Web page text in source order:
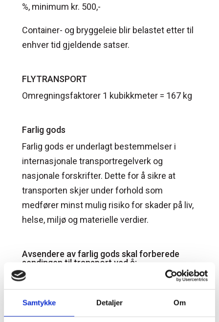
Samtykke Detaljer Om
%, minimum kr. 500,-
Container- og bryggeleie blir belastet etter til
enhver tid gjeldende satser.
FLYTRANSPORT
Omregningsfaktorer 1 kubikkmeter = 167 kg
Farlig gods
Farlig gods er underlagt bestemmelser i
internasjonale transportregelverk og
nasjonale forskrifter. Dette for å sikre at
transporten skjer under forhold som
medfører minst mulig risiko for skader på liv,
helse, miljø og materielle verdier.
Avsendere av farlig gods skal forberede
sendingen til transport ved å:
Emballere i godkjent emballasje.
Merke kolli med faresedler, UN-nummer og
eventuelt annen informasjon.